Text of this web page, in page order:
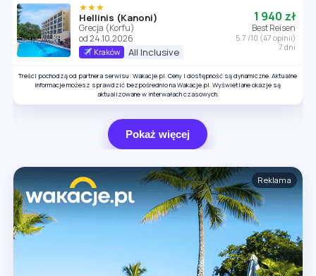
★★★
Hellinis (Kanoni)
Grecja (Korfu)
od 24.10.2026
Kraków All Inclusive
1 940 zł
Best Reisen
5.7 /10 (47 opinii)
7 dni
Treści pochodzą od partnera serwisu: Wakacje.pl. Ceny i dostępność są dynamiczne. Aktualne
informacje możesz sprawdzić bezpośrednio na Wakacje.pl. Wyświetlane okazje są
aktualizowane w interwałach czasowych.
Pokaż więcej
Reklama